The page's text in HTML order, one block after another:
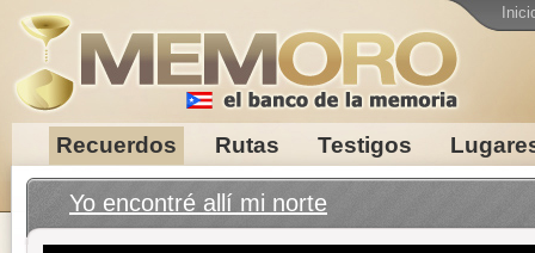
Recuerdos Rutas Testigos
Yo encontré allí mi norte